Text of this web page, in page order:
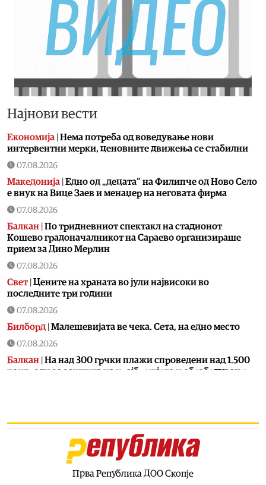
Најнови вести
Економија Нема потреба од воведување нови
интервентни мерки, ценовните движења се стабилни
07.08.2026
Македонија Едно од „децата“ на Филипче од Ново Село
е внук на Вице Заев и менаџер на неговата фирма
07.08.2026
Балкан По тридневниот спектакл на стадионот
Кошево градоначалникот на Сараево организираше
прием за Дино Мерлин
07.08.2026
Свет| Цените на храната во јули највисоки во
последните три години
07.08.2026
Билборд Малешевијата ве чека. Сета, на едно место
07.08.2026
Балкан На над 300 грчки плажи спроведени над 1.500
контроли за заштита на крајбрежјето и обезбедување
причина за заострување на санкциите против Москва
Во клучен период за Артан Груби,
неговиот адвокат одмараПрва Република ДОО Скопје